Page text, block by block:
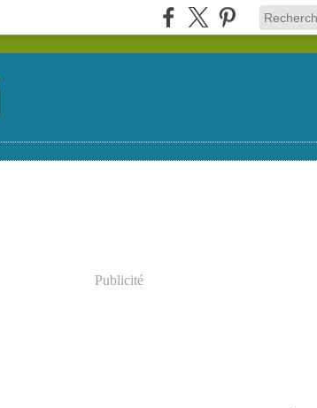
Publicité